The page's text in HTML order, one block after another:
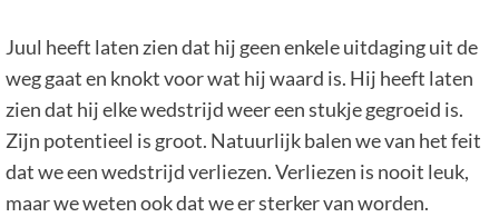
Juul heeft laten zien dat hij geen enkele uitdaging uit de
weg gaat en knokt voor wat hij waard is. Hij heeft laten
zien dat hij elke wedstrijd weer een stukje gegroeid is.
Zijn potentieel is groot. Natuurlijk balen we van het feit
dat we een wedstrijd verliezen. Verliezen is nooit leuk,
maar we weten ook dat we er sterker van worden.